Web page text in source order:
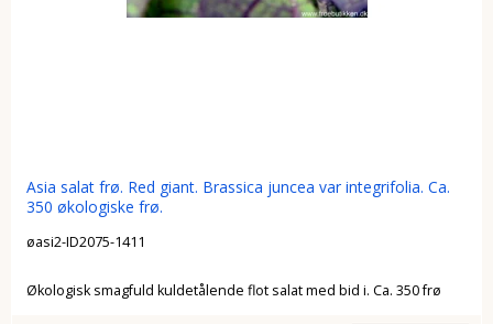
Asia salat frø. Red giant. Brassica juncea var integrifolia. Ca.
350 økologiske frø.
øasi2-ID2075-1411
Økologisk smagfuld kuldetålende flot salat med bid i. Ca. 350 frø